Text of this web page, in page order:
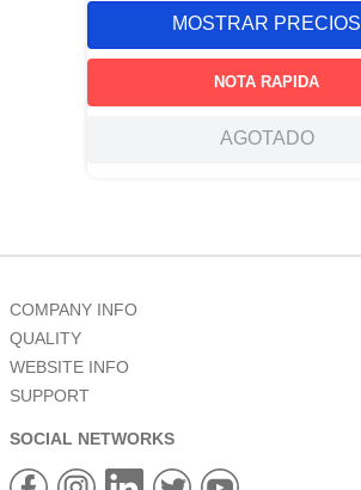
MOSTRAR PRECIOS
NOTA RAPIDA
AGOTADO
COMPANY INFO
QUALITY
WEBSITE INFO
SUPPORT
SOCIAL NETWORKS